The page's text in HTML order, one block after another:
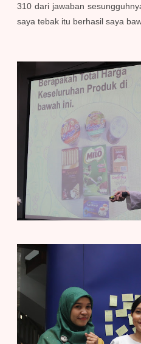
310 dari jawaban
saya tebak itu berhasil saya